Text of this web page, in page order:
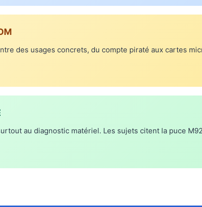
des usages concrets, du compte piraté aux cartes
au diagnostic matériel. Les sujets citent la puce